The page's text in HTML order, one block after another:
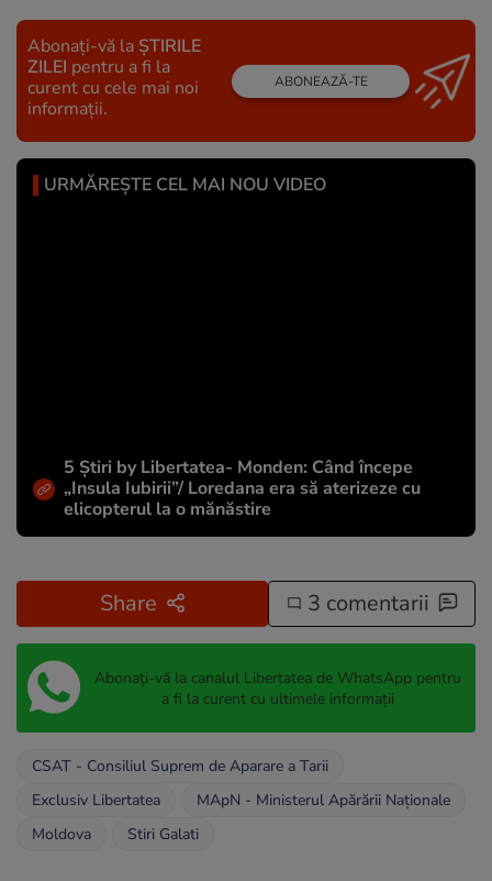
Abonați-vă la ȘTIRILE
ZILEI pentru a fi la
curent cu cele mai noi
informații.
ABONEAZĂ-TE
URMĂREȘTE CEL MAI NOU VIDEO
5 Știri by Libertatea- Monden: Când începe
„Insula Iubirii”/ Loredana era să aterizeze cu
elicopterul la o mănăstire
Share 3 comentarii
Abonați-vă la canalul Libertatea de WhatsApp pentru
a fi la curent cu ultimele informații
CSAT - Consiliul Suprem de Aparare a Tarii
Exclusiv Libertatea
MApN - Ministerul Apărării Naționale
Moldova
Stiri Galati